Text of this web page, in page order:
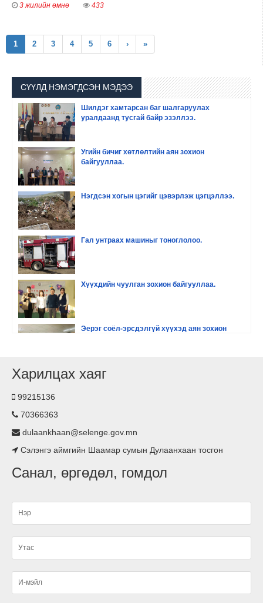
3 жилийн өмнө 433
1 (current)
2 3 4 5 6 › »
СҮҮЛД НЭМЭГДСЭН МЭДЭЭ
Шилдэг хамтарсан баг шалгаруулах
уралдаанд тусгай байр эзэллээ.
Угийн бичиг хөтлөлтийн аян зохион
байгууллаа.
Нэгдсэн хогын цэгийг цэвэрлэж цэгцэллээ.
Гал унтраах машиныг тоноглолоо.
Хүүхдийн чуулган зохион байгууллаа.
Эерэг соёл-эрсдэлгүй хүүхэд аян зохион
Хүүхдийн хөгжил оролцоо сургалт зохион
Туршлага судаллаа
Харилцах хаяг
99215136
70366363
dulaankhaan@selenge.gov.mn
Сэлэнгэ аймгийн Шаамар сумын Дулаанхаан тосгон
Санал, өргөдөл, гомдол